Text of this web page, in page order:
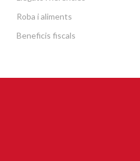
Roba i aliments
Beneficis fiscals